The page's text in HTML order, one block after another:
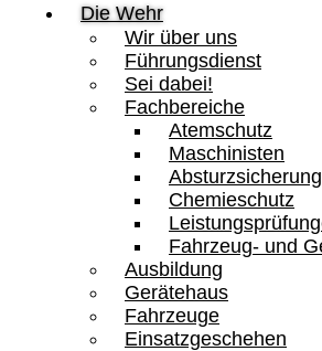
Die Wehr
Wir über uns
Führungsdienst
Sei dabei!
Fachbereiche
Atemschutz
Maschinisten
Absturzsicherung
Chemieschutz
Fahrzeug- und
Ausbildung
Gerätehaus
Fahrzeuge
Einsatzgeschehen